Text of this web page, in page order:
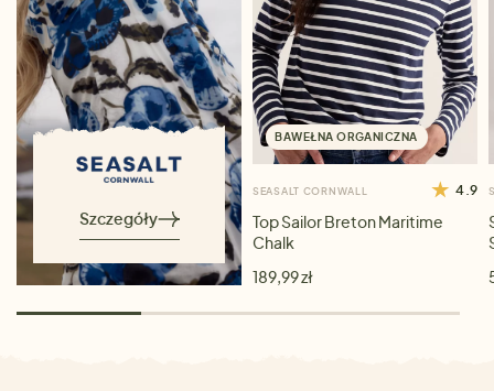
Szczegóły
BAWEŁNA ORGANICZNA
SEASALT CORNWALL 4.9
Top Sailor Breton Maritime
Chalk
189,99 zł